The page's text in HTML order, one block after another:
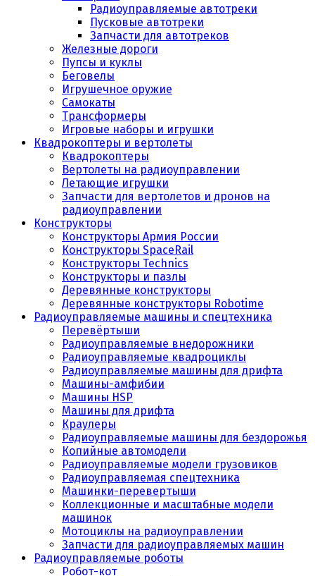
Радиоуправляемые автотреки
Пусковые автотреки
Запчасти для автотреков
Железные дороги
Пупсы и куклы
Беговелы
Игрушечное оружие
Самокаты
Трансформеры
Игровые наборы и игрушки
Квадрокоптеры и вертолеты
Квадрокоптеры
Вертолеты на радиоуправлении
Летающие игрушки
Запчасти для вертолетов и дронов на
радиоуправлении
Конструкторы
Конструкторы Армия России
Конструкторы SpaceRail
Конструкторы Technics
Конструкторы и пазлы
Деревянные конструкторы
Деревянные конструкторы Robotime
Радиоуправляемые машины и спецтехника
Перевёртыши
Радиоуправляемые внедорожники
Радиоуправляемые квадроциклы
Радиоуправляемые машины для дрифта
Машины-амфибии
Машины HSP
Машины для дрифта
Краулеры
Радиоуправляемые машины для бездорожья
Копийные автомодели
Радиоуправляемые модели грузовиков
Радиоуправляемая спецтехника
Машинки-перевертыши
Коллекционные и масштабные модели
машинок
Мотоциклы на радиоуправлении
Запчасти для радиоуправляемых машин
Радиоуправляемые роботы
Робот-кот